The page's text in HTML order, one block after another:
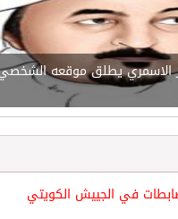
الاسمري يطلق موقعه
في الجييش الكويتي